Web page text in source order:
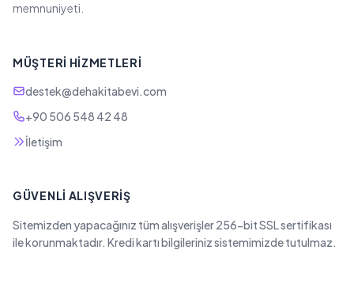
memnuniyeti.
MÜŞTERI HIZMETLERI
destek@dehakitabevi.com
+90 506 548 42 48
İletişim
GÜVENLI ALIŞVERIŞ
Sitemizden yapacağınız tüm alışverişler 256-bit SSL sertifikası
ile korunmaktadır. Kredi kartı bilgileriniz sistemimizde tutulmaz.